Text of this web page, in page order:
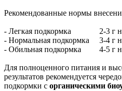
Рекомендованные нормы
- Легкая подкормка 2-3 г на
- Нормальная подкормка 3-4 г
- Обильная подкормка 4-5 г на
Для полноценного питания и
результатов рекомендуется
подкормки с органическими